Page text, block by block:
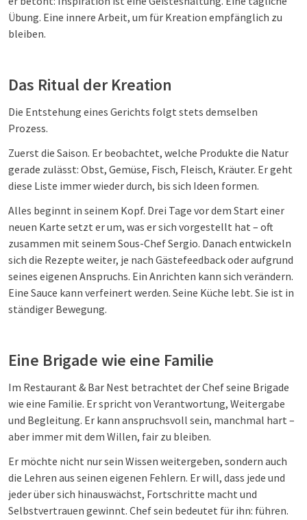
Übung. Eine innere Arbeit, um für Kreation empfänglich zu
bleiben.
Das Ritual der Kreation
Die Entstehung eines Gerichts folgt stets demselben
Prozess.
Zuerst die Saison. Er beobachtet, welche Produkte die Natur
gerade zulässt: Obst, Gemüse, Fisch, Fleisch, Kräuter. Er geht
diese Liste immer wieder durch, bis sich Ideen formen.
Alles beginnt in seinem Kopf. Drei Tage vor dem Start einer
neuen Karte setzt er um, was er sich vorgestellt hat – oft
zusammen mit seinem Sous-Chef Sergio. Danach entwickeln
sich die Rezepte weiter, je nach Gästefeedback oder aufgrund
seines eigenen Anspruchs. Ein Anrichten kann sich verändern.
Eine Sauce kann verfeinert werden. Seine Küche lebt. Sie ist in
ständiger Bewegung.
Eine Brigade wie eine Familie
Im Restaurant & Bar Nest betrachtet der Chef seine Brigade
wie eine Familie. Er spricht von Verantwortung, Weitergabe
und Begleitung. Er kann anspruchsvoll sein, manchmal hart –
aber immer mit dem Willen, fair zu bleiben.
Er möchte nicht nur sein Wissen weitergeben, sondern auch
die Lehren aus seinen eigenen Fehlern. Er will, dass jede und
jeder über sich hinauswächst, Fortschritte macht und
Selbstvertrauen gewinnt. Chef sein bedeutet für ihn: führen.